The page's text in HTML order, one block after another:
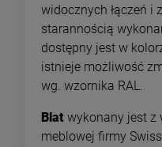
widocznych łączeń i
starannością
dostępny jest w
istnieje możliwość
wg. wzornika RAL.
Blat wykonany jest z
meblowej firmy